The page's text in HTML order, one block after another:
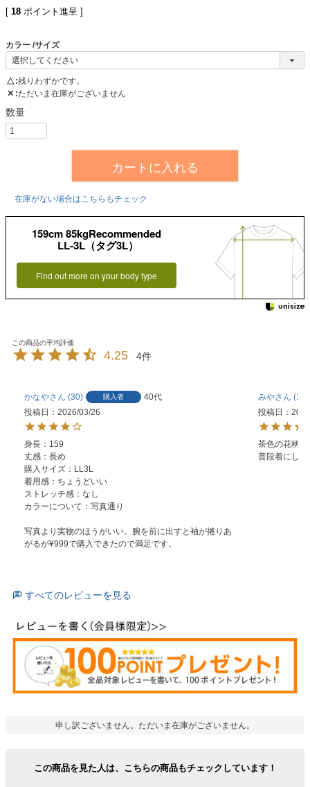
[ 18 ポイント進呈 ]
カラー サイズ
△ 残りわずかです。
✕ ただいま在庫がございません
カートに入れる
在庫がない場合はこちらもチェック
159cm 85kgRecommended
LL-3L（タグ3L）
Find out more on your body type
4.25 4
かなや 30 購入者
40代
投稿日
2026/03/26
身長：159
丈感：長め
購入サイズ：LL3L
着用感：ちょうどいい
ストレッチ感：なし
カラーについて：写真通り
写真より実物のほうがいい。腕を前に出すと袖が捲りあ
がるが¥999で購入できたので満足です。
みや
16
投稿日
茶色の花柄
普段着にし
すべてのレビューを見る
申し訳ございません。ただいま在庫がございません。
この商品を見た人は、こちらの商品もチェックしています！